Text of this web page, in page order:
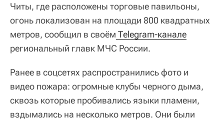
Читы, где расположены торговые павильоны,
огонь локализован на площади 800 квадратных
метров, сообщил в своём Тelegram-канале
региональный главк МЧС России.
Ранее в соцсетях распространились фото и
видео пожара: огромные клубы черного дыма,
сквозь которые пробивались языки пламени,
вздымались на несколько метров. Они были